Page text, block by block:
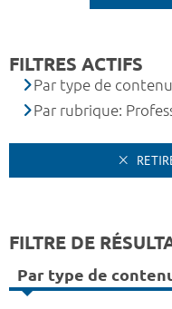
FILTRES ACTIFS
Par type de
Par rubrique:
FILTRE DE
Par type de